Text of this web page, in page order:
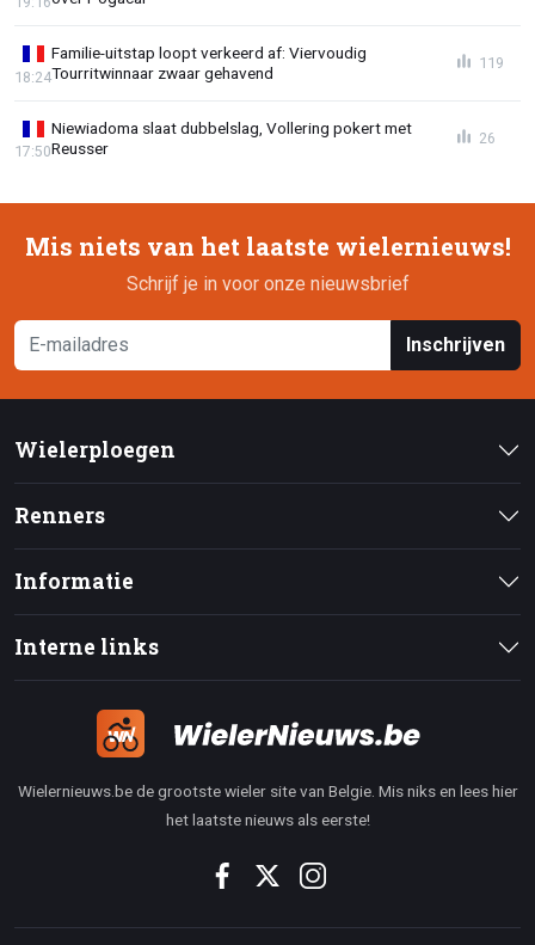
Familie-uitstap loopt verkeerd af: Viervoudig
Tourritwinnaar zwaar gehavend
18:24
119
Niewiadoma slaat dubbelslag, Vollering pokert met
Reusser
17:50
26
Mis niets van het laatste wielernieuws!
Schrijf je in voor onze nieuwsbrief
Inschrijven
Wielerploegen
Renners
Informatie
Interne links
Wielernieuws.be de grootste wieler site van Belgie. Mis niks en lees hier
het laatste nieuws als eerste!